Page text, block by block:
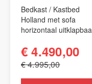
Bedkast / Kastbed
Holland met sofa
horizontaal
€ 4.490,00
€ 4.995,00